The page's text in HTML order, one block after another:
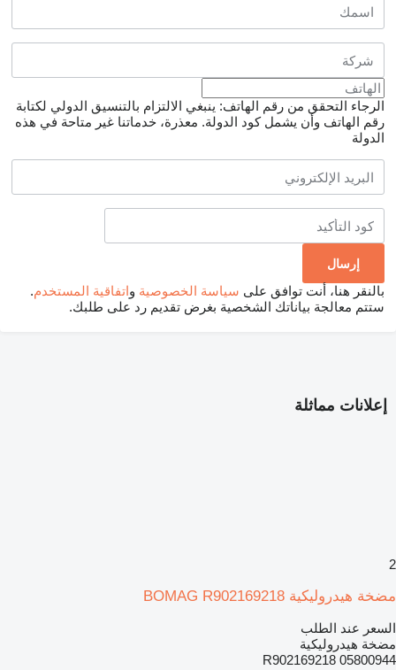
الرجاء التحقق من رقم الهاتف: ينبغي الالتزام بالتنسيق الدولي لكتابة
رقم الهاتف وأن يشمل كود الدولة. معذرة، خدماتنا غير متاحة في هذه
الدولة
بالنقر هنا، أنت توافق على سياسة الخصوصية واتفاقية المستخدم.
ستتم معالجة بياناتك الشخصية بغرض تقديم رد على طلبك.
إعلانات مماثلة
2
مضخة هيدروليكية BOMAG R902169218
السعر عند الطلب
مضخة هيدروليكية
R902169218 05800944